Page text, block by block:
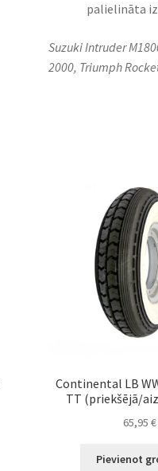
palielināta
Suzuki Intruder
2000, Triumph
Continental LB
TT (priekšējā/
65,95€
Pievienot